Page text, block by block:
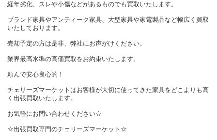
経年劣化、スレや小傷などがあるものでも買取いたします。
ブランド家具やアンティーク家具、大型家具や家電製品など幅広く買取
いたしております。
売却予定の方は是非、弊社にお声がけください。
業界最高水準の高価買取をお約束いたします。
頼んで安心良心的！
チェリーズマーケットはお客様が大切に使ってきた家具をどこよりも高
く出張買取いたします。
お気軽にお問い合わせください☆
☆出張買取専門のチェリーズマーケット☆